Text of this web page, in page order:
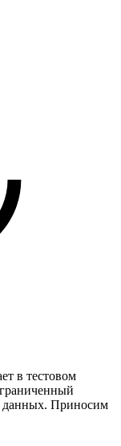
в тестовом
данных. Приносим